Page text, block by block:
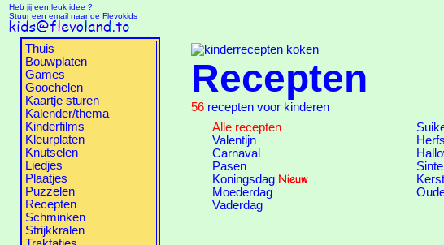
Heb jij een leuk idee ?
Stuur een email naar de Flevokids
Thuis
Bouwplaten
Games
Goochelen
Kaartje sturen
Kalender/thema
Kinderfilms
Kleurplaten
Knutselen
Liedjes
Plaatjes
Puzzelen
Recepten
Schminken
Strijkkralen
Recepten
56recepten voor kinderen
Alle recepten
Valentijn
Carnaval
Pasen
Koningsdag
Moederdag
Vaderdag